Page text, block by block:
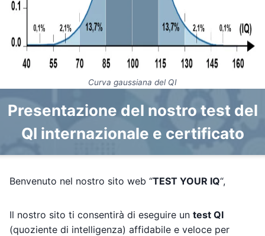
Curva gaussiana del QI
Presentazione del nostro test del
QI internazionale e certificato
Benvenuto nel nostro sito web “TEST YOUR IQ“,
Il nostro sito ti consentirà di eseguire un test QI
(quoziente di intelligenza) affidabile e veloce per